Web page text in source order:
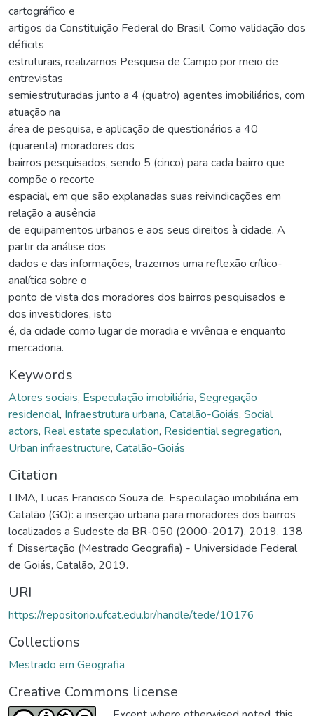
cartográfico e
artigos da Constituição Federal do Brasil. Como validação dos
déficits
estruturais, realizamos Pesquisa de Campo por meio de
entrevistas
semiestruturadas junto a 4 (quatro) agentes imobiliários, com
atuação na
área de pesquisa, e aplicação de questionários a 40
(quarenta) moradores dos
bairros pesquisados, sendo 5 (cinco) para cada bairro que
compõe o recorte
espacial, em que são explanadas suas reivindicações em
relação a ausência
de equipamentos urbanos e aos seus direitos à cidade. A
partir da análise dos
dados e das informações, trazemos uma reflexão crítico-
analítica sobre o
ponto de vista dos moradores dos bairros pesquisados e
dos investidores, isto
é, da cidade como lugar de moradia e vivência e enquanto
mercadoria.
Keywords
Atores sociais, Especulação imobiliária, Segregação
residencial, Infraestrutura urbana, Catalão-Goiás, Social
actors, Real estate speculation, Residential segregation,
Urban infraestructure, Catalão-Goiás
Citation
LIMA, Lucas Francisco Souza de. Especulação imobiliária em
Catalão (GO): a inserção urbana para moradores dos bairros
localizados a Sudeste da BR-050 (2000-2017). 2019. 138
f. Dissertação (Mestrado Geografia) - Universidade Federal
de Goiás, Catalão, 2019.
URI
https://repositorio.ufcat.edu.br/handle/tede/10176
Collections
Mestrado em Geografia
Creative Commons license